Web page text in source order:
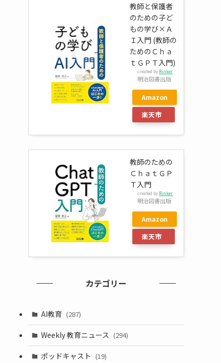
教師と保護者
のための子ど
もの学び×Ａ
Ｉ入門 (教師の
ためのＣｈａ
ｔＧＰＴ入門)
created by Rinker
明治図書出版
Amazon
楽天市
教師のための
ＣｈａｔＧＰ
Ｔ入門
created by Rinker
明治図書出版
Amazon
楽天市
カテゴリー
AI教育 (287)
Weekly 教育ニュース (294)
ポッドキャスト (19)